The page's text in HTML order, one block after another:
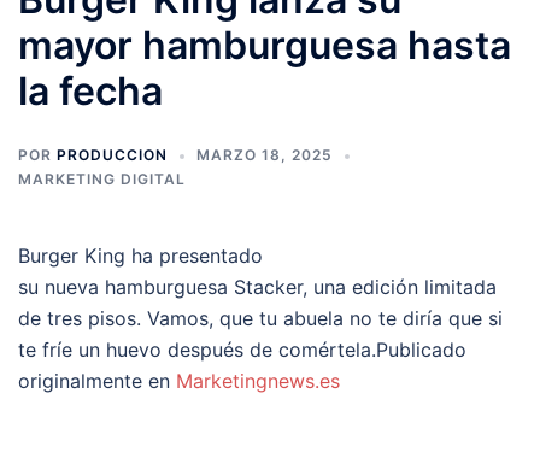
mayor hamburguesa hasta
la fecha
POR PRODUCCION
MARZO 18, 2025
MARKETING DIGITAL
Burger King ha presentado
su nueva hamburguesa Stacker, una edición limitada
de tres pisos. Vamos, que tu abuela no te diría que si
te fríe un huevo después de comértela.Publicado
originalmente en Marketingnews.es